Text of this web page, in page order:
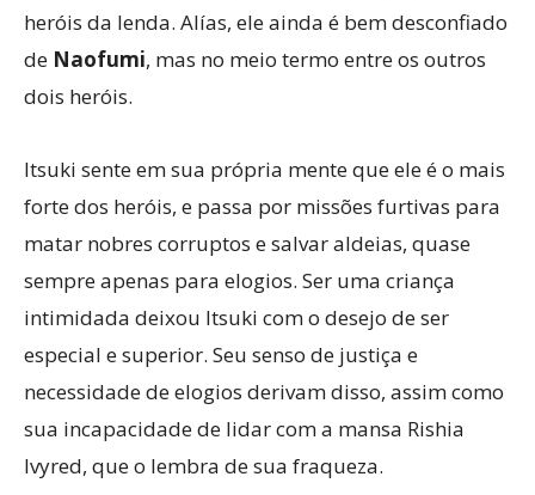
heróis da lenda. Alías, ele ainda é bem desconfiado
de Naofumi, mas no meio termo entre os outros
dois heróis.
Itsuki sente em sua própria mente que ele é o mais
forte dos heróis, e passa por missões furtivas para
matar nobres corruptos e salvar aldeias, quase
sempre apenas para elogios. Ser uma criança
intimidada deixou Itsuki com o desejo de ser
especial e superior. Seu senso de justiça e
necessidade de elogios derivam disso, assim como
sua incapacidade de lidar com a mansa Rishia
Ivyred, que o lembra de sua fraqueza.